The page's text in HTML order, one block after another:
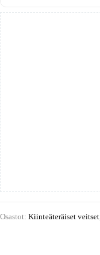
Osastot: Kiinteäteräiset veitset